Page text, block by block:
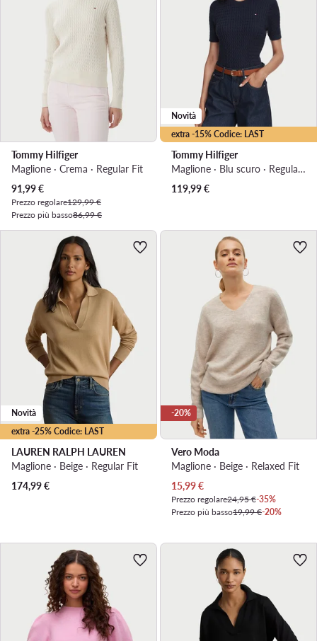
Tommy Hilfiger
Maglione · Crema · Regular Fit
Prezzo attuale
91,99€
Prezzo regolare129,99 €
Prezzo più basso86,99 €
extra -15% Codice: LAST
Novità
Tommy Hilfiger
Maglione · Blu scuro · Regular Fit
119,99€
extra -25% Codice: LAST
Novità
LAUREN RALPH LAUREN
Maglione · Beige · Regular Fit
174,99€
-20%
Vero Moda
Maglione · Beige · Relaxed Fit
Prezzo attuale
15,99€
Prezzo regolare24,95 €-35%
Prezzo più basso19,99 €-20%